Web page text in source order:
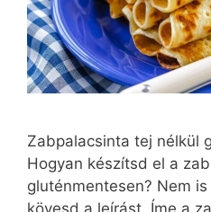
Zabpalacsinta tej nélkül
Hogyan készítsd el a
gluténmentesen? Nem
kövesd a leírást. Íme a